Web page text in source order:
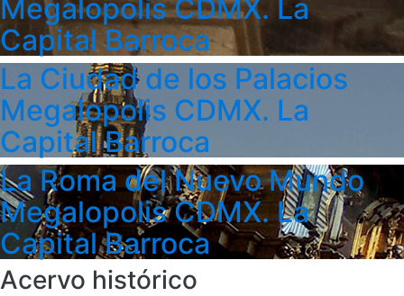
Megalopolis CDMX. La
Capital Barroca
La Ciudad de los Palacios
Megalopolis CDMX. La
Capital Barroca
La Roma del Nuevo Mundo
Megalopolis CDMX. La
Capital Barroca
Acervo histórico